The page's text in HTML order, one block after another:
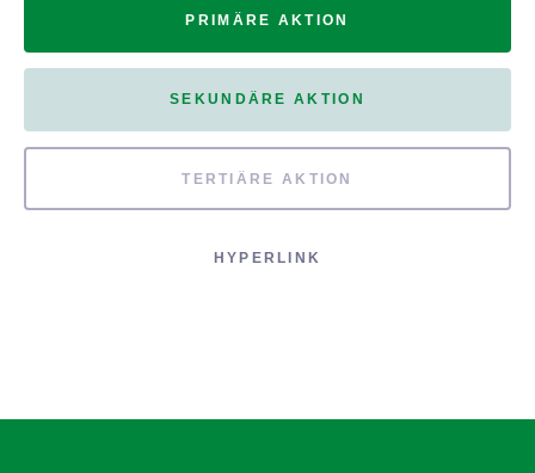
PRIMÄRE AKTION
SEKUNDÄRE AKTION
TERTIÄRE AKTION
HYPERLINK